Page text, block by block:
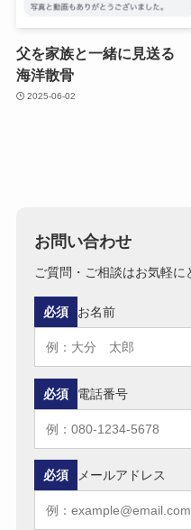
父を​家族と​一緒に​見送る​
海洋散骨
2025-06-02
お問い合わせ
ご質問・ご相談はお気軽に
お名前
必須
電話番号
必須
メールアドレス
必須